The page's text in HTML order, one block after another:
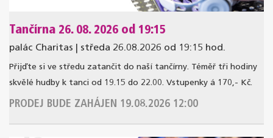
Tančírna 26. 08. 2026 od 19:15
palác Charitas | středa 26.08.2026 od 19:15 hod.
Přijďte si ve středu zatančit do naší tančírny. Téměř tři hodiny
skvělé hudby k tanci od 19.15 do 22.00. Vstupenky á 170,- Kč.
PRODEJ BUDE ZAHÁJEN 19.08.2026 12:00